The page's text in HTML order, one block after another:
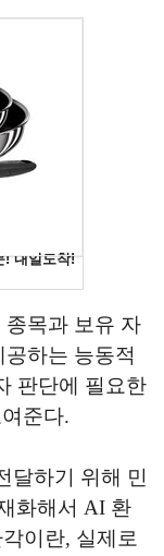
종목과 보유 자
하는 능동적
판단에 필요한
준다.
달하기 위해 민
화해서 AI 환
이란, 실제로